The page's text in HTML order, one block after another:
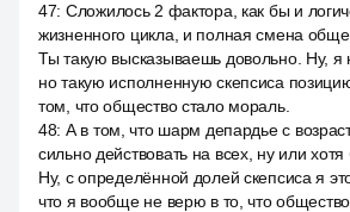
47: Сложилось 2 фактора, как бы и
жизненного цикла, и полная смена
Ты такую высказываешь довольно. Ну, я
но такую исполненную скепсиса
том, что общество стало мораль.
48: А в том, что шарм депардье с
сильно действовать на всех, ну или хотя
Ну, с определённой долей скепсиса я
что я вообще не верю в то, что